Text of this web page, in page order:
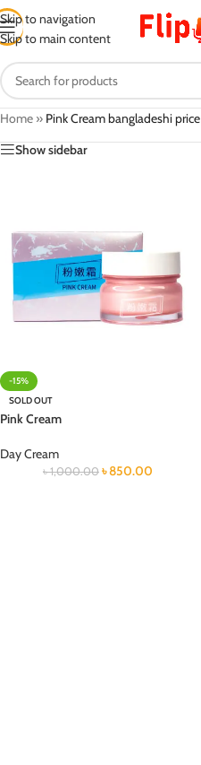
Skip to navigation
Skip to main content
Home » Pink Cream bangladeshi price
Show sidebar
-15%
SOLD OUT
Pink Cream
Day Cream
৳1,000.00 ৳850.00